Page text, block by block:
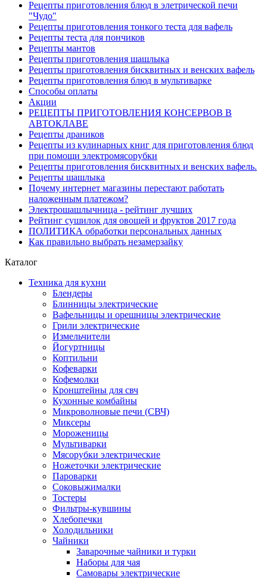
Рецепты приготовления блюд в элетрической печи
"Чудо"
Рецепты приготовления тонкого теста для вафель
Рецепты теста для пончиков
Рецепты мантов
Рецепты приготовления шашлыка
Рецепты приготовления бисквитных и венских вафель
Рецепты приготовления блюд в мультиварке
Способы оплаты
Акции
РЕЦЕПТЫ ПРИГОТОВЛЕНИЯ КОНСЕРВОВ В
АВТОКЛАВЕ
Рецепты драников
Рецепты из кулинарных книг для приготовления блюд
при помощи электромясорубки
Рецепты приготовления бисквитных и венских вафель.
Рецепты шашлыка
Почему интернет магазины перестают работать
наложенным платежом?
Электрошашлычница - рейтинг лучших
Рейтинг сушилок для овощей и фруктов 2017 года
ПОЛИТИКА обработки персональных данных
Как правильно выбрать незамерзайку
Каталог
Техника для кухни
Блендеры
Блинницы электрические
Вафельницы и орешницы электрические
Грили электрические
Измельчители
Йогуртницы
Коптильни
Кофеварки
Кофемолки
Кронштейны для свч
Кухонные комбайны
Микроволновые печи (СВЧ)
Миксеры
Мороженицы
Мультиварки
Мясорубки электрические
Ножеточки электрические
Пароварки
Соковыжималки
Тостеры
Фильтры-кувшины
Хлебопечки
Холодильники
Чайники
Заварочные чайники и турки
Наборы для чая
Самовары электрические